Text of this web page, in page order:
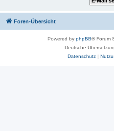
Foren-Übersicht
Powered by phpBB® Forum
Deutsche
Datenschutz|